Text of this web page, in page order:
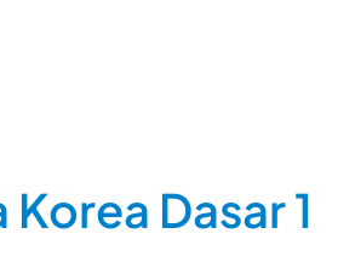
Korea Dasar 1